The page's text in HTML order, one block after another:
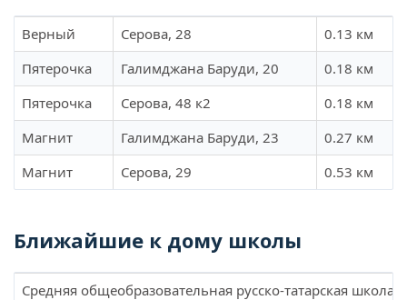
Верный Серова, 28
0.13 км
Пятерочка
Галимджана Баруди, 20
0.18 км
Пятерочка
Серова, 48 к2
0.18 км
Магнит
Галимджана Баруди, 23
0.27 км
Магнит
Серова, 29 0.53 км
Ближайшие к дому школы
Средняя общеобразовательная русско-татарская школа